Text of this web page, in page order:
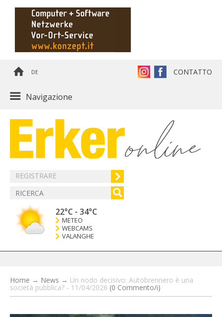
DE CONTATTO
Navigazione
REGISTRARE
22°C - 34°C
METEO
WEBCAMS
VALANGHE
Home → News → Un nodo decisivo: Autobrennero è una
società pubblica? - 11/04/2026 (0 Commento/i)